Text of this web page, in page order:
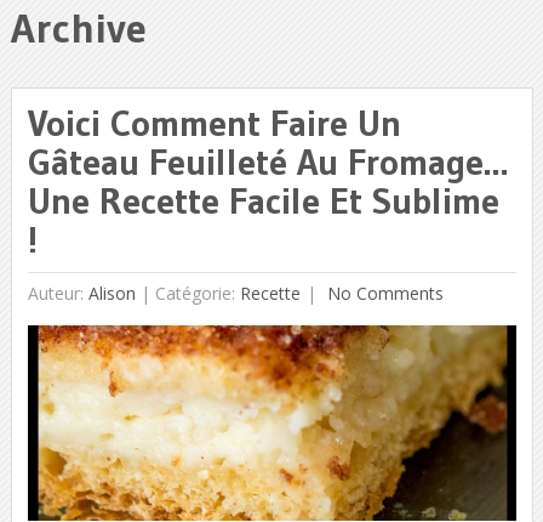
Archive
Voici Comment Faire Un
Gâteau Feuilleté Au Fromage…
Une Recette Facile Et Sublime
!
Auteur: Alison | Catégorie: Recette No Comments